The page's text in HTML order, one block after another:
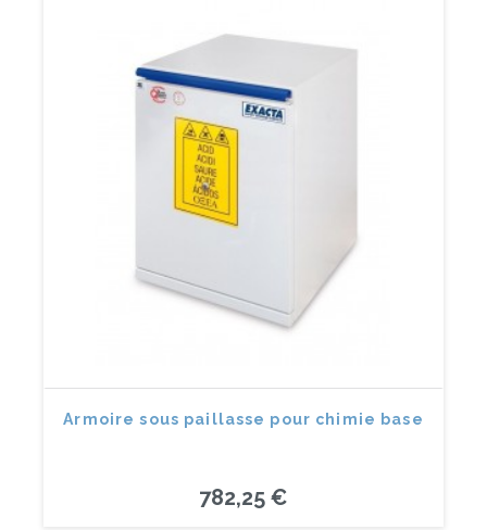
Armoire sous paillasse pour chimie base
782,25 €